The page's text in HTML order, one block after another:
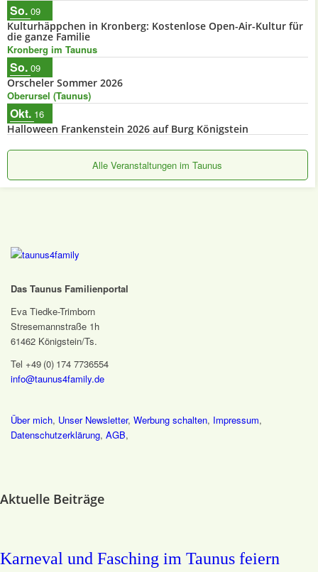
So. 09
Kulturhäppchen in Kronberg: Kostenlose Open-Air-Kultur für
die ganze Familie
Kronberg im Taunus
So. 09
Orscheler Sommer 2026
Oberursel (Taunus)
Okt. 16
Halloween Frankenstein 2026 auf Burg Königstein
Alle Veranstaltungen im Taunus
Das Taunus Familienportal
Eva Tiedke-Trimborn
Stresemannstraße 1h
61462 Königstein/Ts.
Tel +49 (0) 174 7736554
info@taunus4family.de
Über mich, Unser Newsletter, Werbung schalten, Impressum,
Datenschutz­erklärung, AGB,
Aktuelle Beiträge
Karneval und Fasching im Taunus feiern